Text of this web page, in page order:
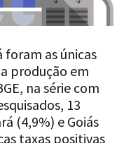
foram as únicas
produção em
na série com
13
(4,9%) e Goiás
taxas positivas